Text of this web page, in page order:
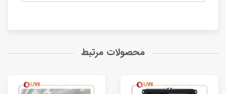
محصولات مرتبط